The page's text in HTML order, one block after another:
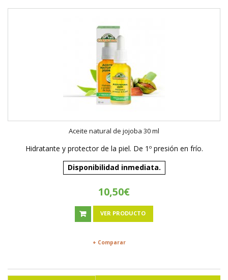
Aceite natural de jojoba 30 ml
Hidratante y protector de la piel. De 1º presión en frío.
Disponibilidad inmediata.
10,50€
VER PRODUCTO
+ Comparar